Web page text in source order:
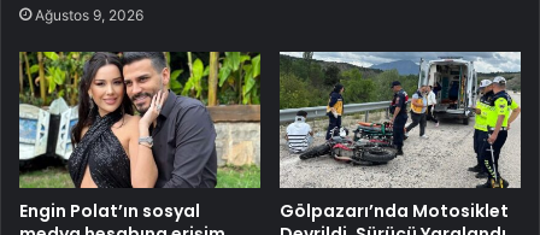
Ağustos 9, 2026
Engin Polat’ın sosyal
Gölpazarı’nda Motosiklet